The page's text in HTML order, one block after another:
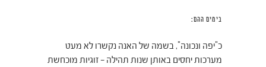
בימים ההם:
כ"יפה ונכונה", בשמה של האנה נקשרו לא מעט
מערכות יחסים באותן שנות תהילה – זוגיות מוכחשת